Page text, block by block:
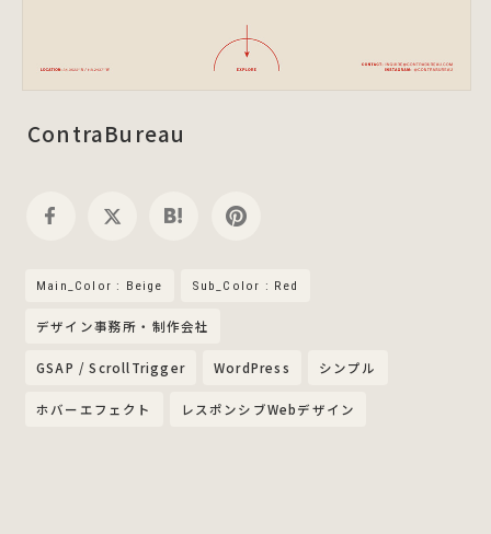
ContraBureau
Main_Color : Beige Sub_Color : Red
デザイン事務所・制作会社
GSAP / ScrollTrigger WordPress シンプル
ホバーエフェクト レスポンシブWebデザイン